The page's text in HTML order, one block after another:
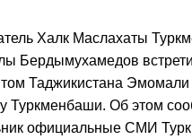
Халк Маслахаты
Бердымухамедов
Таджикистана
Туркменбаши. Об этом
официальные СМИ